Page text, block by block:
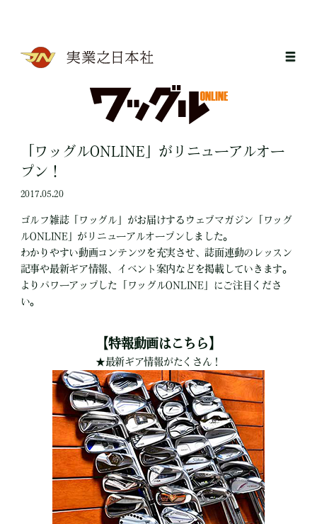
「ワッグルONLINE」がリニューアルオー
プン！
2017.05.20
ゴルフ雑誌「ワッグル」がお届けするウェブマガジン「ワッグ
ルONLINE」がリニューアルオープンしました。
わかりやすい動画コンテンツを充実させ、誌面連動のレッスン
記事や最新ギア情報、イベント案内などを掲載していきます。
よりパワーアップした「ワッグルONLINE」にご注目くださ
い。
【特報動画はこちら】
★最新ギア情報がたくさん！